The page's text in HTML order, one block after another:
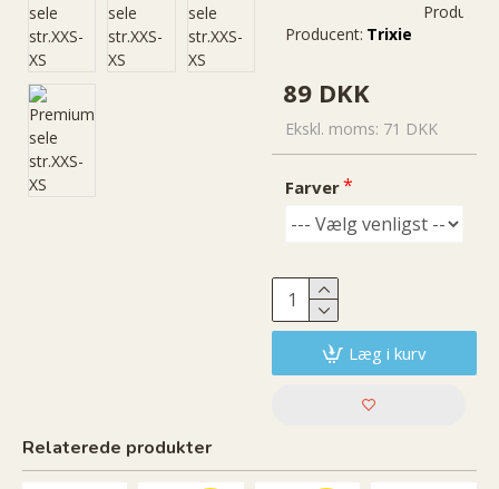
89 DKK
Ekskl. moms: 71 DKK
Producent: Trixie
Farver
Læg i kurv
Relaterede produkter